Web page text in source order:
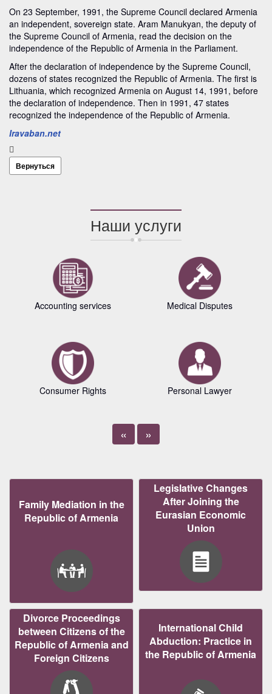
On 23 September, 1991, the Supreme Council declared Armenia
an independent, sovereign state. Aram Manukyan, the deputy of
the Supreme Council of Armenia, read the decision on the
independence of the Republic of Armenia in the Parliament.
After the declaration of independence by the Supreme Council,
dozens of states recognized the Republic of Armenia. The first is
Lithuania, which recognized Armenia on August 14, 1991, before
the declaration of independence. Then in 1991, 47 states
recognized the independence of the Republic of Armenia.
Iravaban.net
Вернуться
Наши услуги
Accounting services
Consumer Rights
Medical Disputes
Personal Lawyer
« »
Family Mediation in the
Republic of Armenia
Legislative Changes
After Joining the
Eurasian Economic
Union
Divorce Proceedings
between Citizens of the
Republic of Armenia and
Foreign Citizens
International Child
Abduction: Practice in
the Republic of Armenia